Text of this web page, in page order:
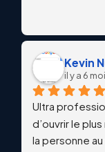
Kevin
il y a 6
Ultra
d’ouvrir le
la personne